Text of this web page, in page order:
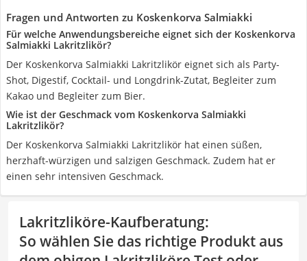
Fragen und Antworten zu Koskenkorva Salmiakki
Für welche Anwendungsbereiche eignet sich der Koskenkorva
Salmiakki Lakritzlikör?
Der Koskenkorva Salmiakki Lakritzlikör eignet sich als Party-
Shot, Digestif, Cocktail- und Longdrink-Zutat, Begleiter zum
Kakao und Begleiter zum Bier.
Wie ist der Geschmack vom Koskenkorva Salmiakki
Lakritzlikör?
Der Koskenkorva Salmiakki Lakritzlikör hat einen süßen,
herzhaft-würzigen und salzigen Geschmack. Zudem hat er
einen sehr intensiven Geschmack.
Lakritzliköre-Kaufberatung:
So wählen Sie das richtige Produkt aus